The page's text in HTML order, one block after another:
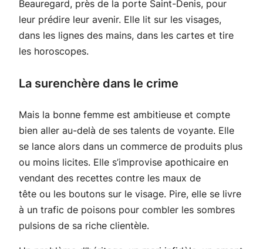
Beauregard, près de la porte Saint-Denis, pour
leur prédire leur avenir. Elle lit sur les visages,
dans les lignes des mains, dans les cartes et tire
les horoscopes.
La surenchère dans le crime
Mais la bonne femme est ambitieuse et compte
bien aller au-delà de ses talents de voyante. Elle
se lance alors dans un commerce de produits plus
ou moins licites. Elle s’improvise apothicaire en
vendant des recettes contre les maux de
tête ou les boutons sur le visage. Pire, elle se livre
à un trafic de poisons pour combler les sombres
pulsions de sa riche clientèle.